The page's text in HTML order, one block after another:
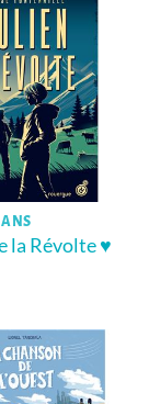
ANS
la Révolte ♥